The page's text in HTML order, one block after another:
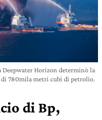
Horizon determinò la
780mila metri cubi di petrolio.
di Bp,